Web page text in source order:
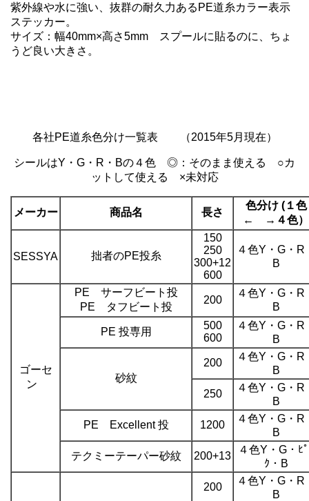
紫外線や水に強い、抜群の耐久力あるPE道糸カラー表示
ステッカー。
サイズ：幅40mm×高さ5mm スプールに貼るのに、ちょ
うど良い大きさ。
各社PE道糸色分け一覧表 （2015年5月現在）
シールはY・G・R・Bの４色 ◎：そのまま使える ○カ
ットして使える ×未対応
メーカー 商品名 長さ
色分け (１色
← →４色）
SESSYA 拙者のPE投糸
150
250
300+12
600
４色Y・G・R
B
ゴーセ
ン
PE サーフビート投
PE タフビート投
200
４色Y・G・R
B
PE 投専用
500
600
４色Y・G・R
B
砂紋
200
４色Y・G・R
B
250
４色Y・G・R
B
PE Excellent 投
1200
４色Y・G・R
B
テクミーテーパー砂紋
200+13
４色Y・G・ﾋ
ｸ・B
200
４色Y・G・R
B